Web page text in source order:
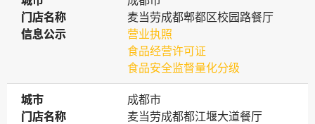
门店名称
门店名称
麦当劳成都郫都区校园路餐厅
信息公示
信息公示
营业执照
食品经营许可证
食品安全监督量化分级
城市
城市
成都市
门店名称
门店名称
麦当劳成都都江堰大道餐厅